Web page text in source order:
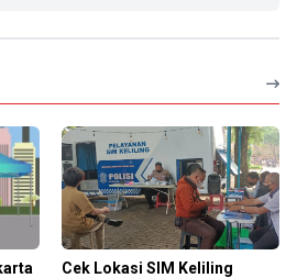
Cek Lokasi SIM Keliling